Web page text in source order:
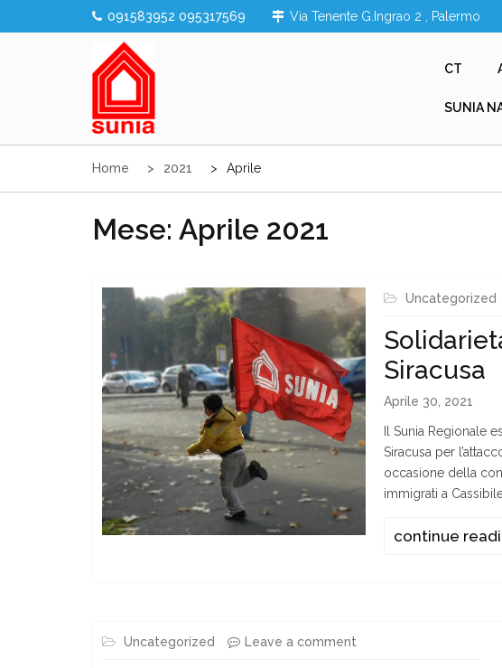
to
091583952 095317569 Via Tenente G.Ingrao 2 , Palermo
Sunia Sicilia
CT
SUNIA
Home 2021 Aprile
Mese: Aprile 2021
Uncategorized
Siracusa
Aprile 30, 2021
Il Sunia Regionale
Siracusa per
occasione della
immigrati a
continue
Uncategorized Leave a comment